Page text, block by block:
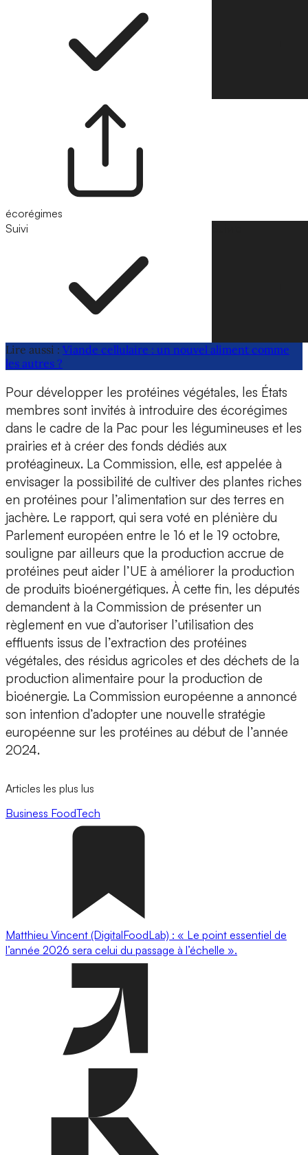
écorégimes
Suivi
Lire aussi : Viande cellulaire : un nouvel aliment comme
les autres ?
Pour développer les protéines végétales, les États
membres sont invités à introduire des écorégimes
dans le cadre de la Pac pour les légumineuses et les
prairies et à créer des fonds dédiés aux
protéagineux. La Commission, elle, est appelée à
envisager la possibilité de cultiver des plantes riches
en protéines pour l’alimentation sur des terres en
jachère. Le rapport, qui sera voté en plénière du
Parlement européen entre le 16 et le 19 octobre,
souligne par ailleurs que la production accrue de
protéines peut aider l’UE à améliorer la production
de produits bioénergétiques. À cette fin, les députés
demandent à la Commission de présenter un
règlement en vue d’autoriser l’utilisation des
effluents issus de l’extraction des protéines
végétales, des résidus agricoles et des déchets de la
production alimentaire pour la production de
bioénergie. La Commission européenne a annoncé
son intention d’adopter une nouvelle stratégie
européenne sur les protéines au début de l’année
2024.
Articles les plus lus
Business FoodTech
Matthieu Vincent (DigitalFoodLab) : « Le point essentiel de
l’année 2026 sera celui du passage à l’échelle ».